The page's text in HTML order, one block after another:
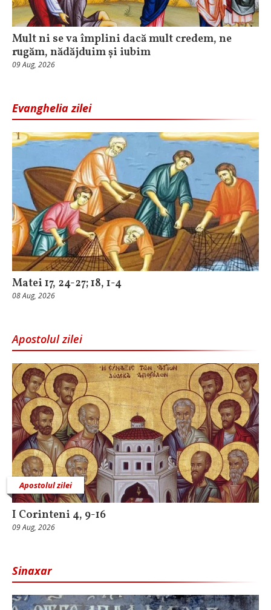
Mult ni se va împlini dacă mult credem, ne
rugăm, nădăjduim și iubim
09 Aug, 2026
Evanghelia zilei
Matei 17, 24-27; 18, 1-4
08 Aug, 2026
Apostolul zilei
Apostolul zilei
I Corinteni 4, 9-16
09 Aug, 2026
Sinaxar